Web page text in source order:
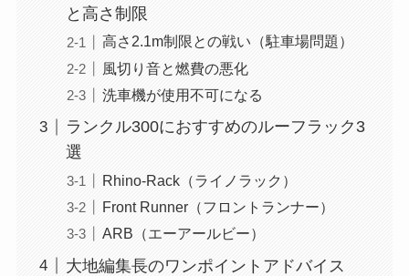
と高さ制限
高さ2.1m制限との戦い（駐車場問題）
風切り音と燃費の悪化
洗車機が使用不可になる
ランクル300におすすめのルーフラック3
選
Rhino-Rack（ライノラック）
Front Runner（フロントランナー）
ARB（エーアールビー）
大地編集長のワンポイントアドバイス